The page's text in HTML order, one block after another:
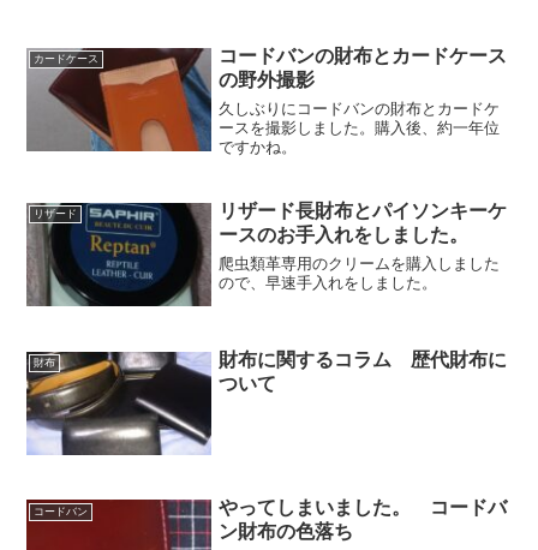
カードケース
コードバンの財布とカードケース
の野外撮影
久しぶりにコードバンの財布とカードケ
ースを撮影しました。購入後、約一年位
ですかね。
リザード
リザード長財布とパイソンキーケ
ースのお手入れをしました。
爬虫類革専用のクリームを購入しました
ので、早速手入れをしました。
財布
財布に関するコラム 歴代財布に
ついて
コードバン
やってしまいました。 コードバ
ン財布の色落ち